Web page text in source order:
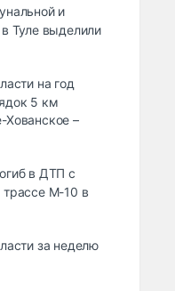
и
Туле выделили
на год
5 км
Хованское –
в ДТП с
трассе М-10 в
за неделю